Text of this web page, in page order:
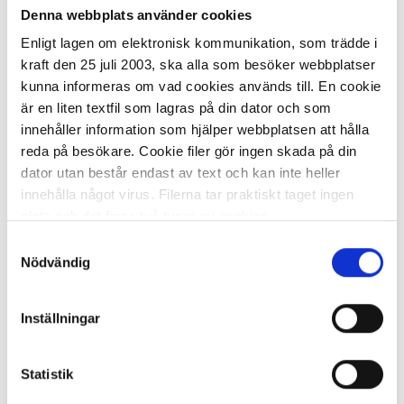
Denna webbplats använder cookies
Enligt lagen om elektronisk kommunikation, som trädde i
kraft den 25 juli 2003, ska alla som besöker webbplatser
kunna informeras om vad cookies används till. En cookie
är en liten textfil som lagras på din dator och som
innehåller information som hjälper webbplatsen att hålla
reda på besökare. Cookie filer gör ingen skada på din
dator utan består endast av text och kan inte heller
innehålla något virus. Filerna tar praktiskt taget ingen
Den ena typen sparar en fil permanent på din dator,
dessa används för att exempelvis kunna mäta hur du
som besökare rör dig på hemsidan. Detta enbart för att
kunna erbjuda besökaren bättre tjänster och service.
funktioner för detta. Informationen som sparas på din
dator är endast ett unikt nummer utan någon koppling till
Nödvändig
Inställningar
Statistik
- + KÖP
Tape DYMO LetraTAG plast 12mm
svart på transparent
97,30 kr/st
ca 1-2 dagar
-